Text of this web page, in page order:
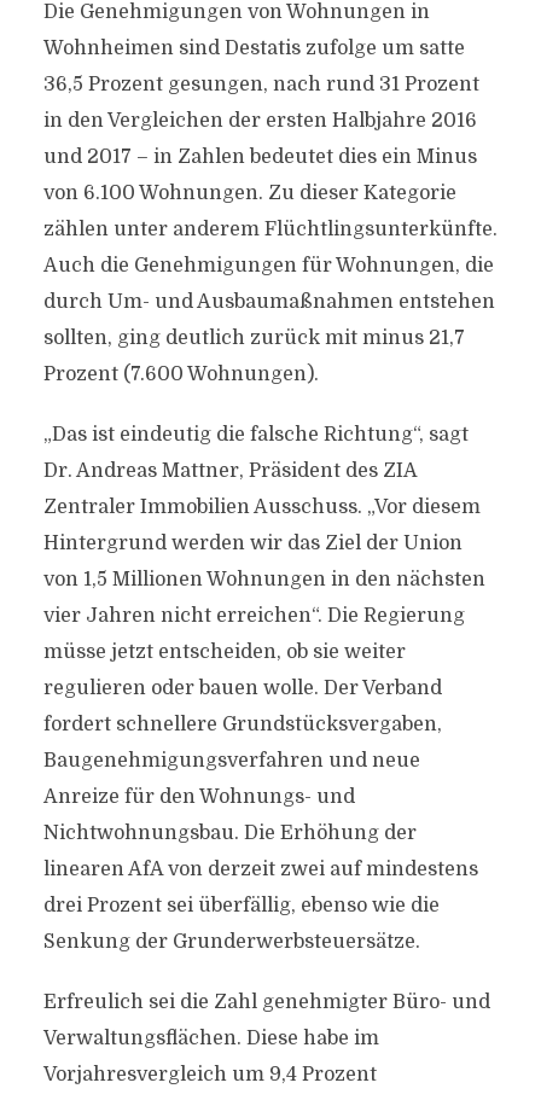
Die Genehmigungen von Wohnungen in
Wohnheimen sind Destatis zufolge um satte
36,5 Prozent gesungen, nach rund 31 Prozent
in den Vergleichen der ersten Halbjahre 2016
und 2017 – in Zahlen bedeutet dies ein Minus
von 6.100 Wohnungen. Zu dieser Kategorie
zählen unter anderem Flüchtlingsunterkünfte.
Auch die Genehmigungen für Wohnungen, die
durch Um- und Ausbaumaßnahmen entstehen
sollten, ging deutlich zurück mit minus 21,7
Prozent (7.600 Wohnungen).
„Das ist eindeutig die falsche Richtung“, sagt
Dr. Andreas Mattner, Präsident des ZIA
Zentraler Immobilien Ausschuss. „Vor diesem
Hintergrund werden wir das Ziel der Union
von 1,5 Millionen Wohnungen in den nächsten
vier Jahren nicht erreichen“. Die Regierung
müsse jetzt entscheiden, ob sie weiter
regulieren oder bauen wolle. Der Verband
fordert schnellere Grundstücksvergaben,
Baugenehmigungsverfahren und neue
Anreize für den Wohnungs- und
Nichtwohnungsbau. Die Erhöhung der
linearen AfA von derzeit zwei auf mindestens
drei Prozent sei überfällig, ebenso wie die
Senkung der Grunderwerbsteuersätze.
Erfreulich sei die Zahl genehmigter Büro- und
Verwaltungsflächen. Diese habe im
Vorjahresvergleich um 9,4 Prozent